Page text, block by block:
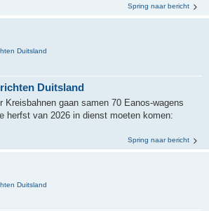
Spring naar bericht
Duitsland
Duitsland
Kreisbahnen gaan samen 70 Eanos-wagens
herfst van 2026 in dienst moeten komen:
Spring naar bericht
Duitsland